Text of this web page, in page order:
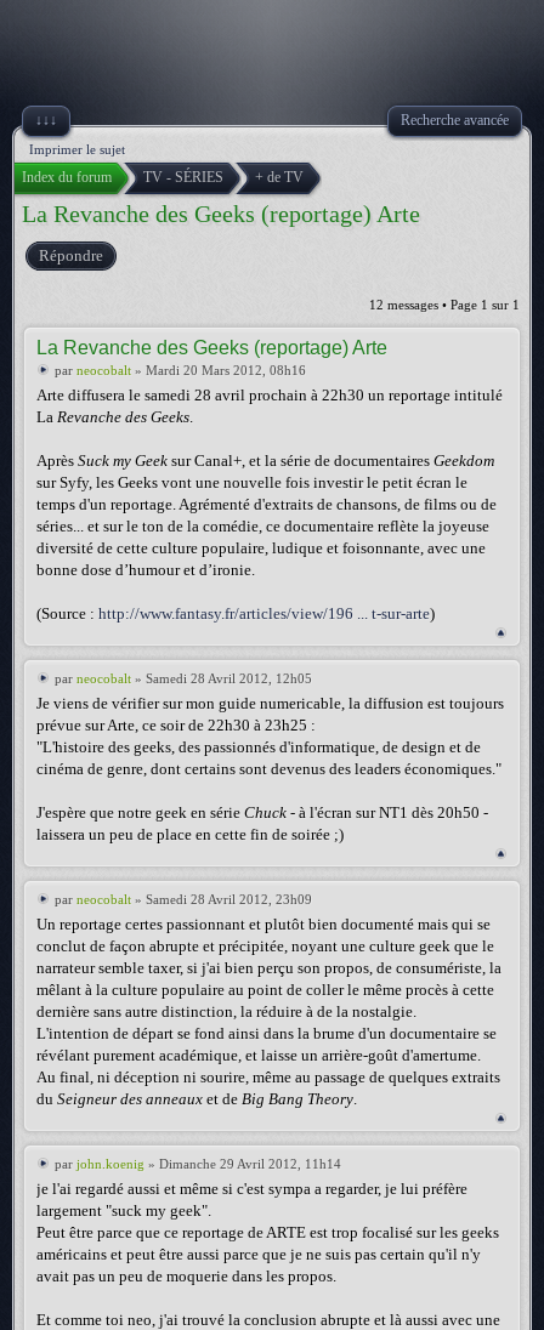
↓↓↓ Recherche avancée
Imprimer le sujet
Index du forum TV - SÉRIES + de TV
La Revanche des Geeks (reportage) Arte
Répondre
12 messages • Page 1 sur 1
La Revanche des Geeks (reportage) Arte
par neocobalt » Mardi 20 Mars 2012, 08h16
Arte diffusera le samedi 28 avril prochain à 22h30 un reportage intitulé
La Revanche des Geeks.
Après Suck my Geek sur Canal+, et la série de documentaires Geekdom
sur Syfy, les Geeks vont une nouvelle fois investir le petit écran le
temps d'un reportage. Agrémenté d'extraits de chansons, de films ou de
séries... et sur le ton de la comédie, ce documentaire reflète la joyeuse
diversité de cette culture populaire, ludique et foisonnante, avec une
bonne dose d’humour et d’ironie.
(Source : http://www.fantasy.fr/articles/view/196 ... t-sur-arte)
par neocobalt » Samedi 28 Avril 2012, 12h05
Je viens de vérifier sur mon guide numericable, la diffusion est toujours
prévue sur Arte, ce soir de 22h30 à 23h25 :
"L'histoire des geeks, des passionnés d'informatique, de design et de
cinéma de genre, dont certains sont devenus des leaders économiques."
J'espère que notre geek en série Chuck - à l'écran sur NT1 dès 20h50 -
laissera un peu de place en cette fin de soirée ;)
par neocobalt » Samedi 28 Avril 2012, 23h09
Un reportage certes passionnant et plutôt bien documenté mais qui se
conclut de façon abrupte et précipitée, noyant une culture geek que le
narrateur semble taxer, si j'ai bien perçu son propos, de consumériste, la
mêlant à la culture populaire au point de coller le même procès à cette
dernière sans autre distinction, la réduire à de la nostalgie.
L'intention de départ se fond ainsi dans la brume d'un documentaire se
révélant purement académique, et laisse un arrière-goût d'amertume.
Au final, ni déception ni sourire, même au passage de quelques extraits
du Seigneur des anneaux et de Big Bang Theory.
par john.koenig » Dimanche 29 Avril 2012, 11h14
je l'ai regardé aussi et même si c'est sympa a regarder, je lui préfère
largement "suck my geek".
Peut être parce que ce reportage de ARTE est trop focalisé sur les geeks
américains et peut être aussi parce que je ne suis pas certain qu'il n'y
avait pas un peu de moquerie dans les propos.
Et comme toi neo, j'ai trouvé la conclusion abrupte et là aussi avec une